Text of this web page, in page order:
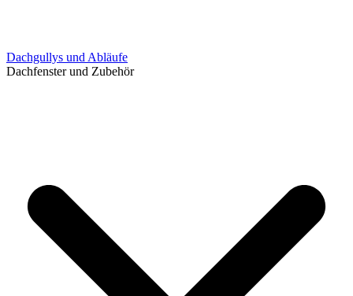
Dachgullys und Abläufe
Dachfenster und Zubehör